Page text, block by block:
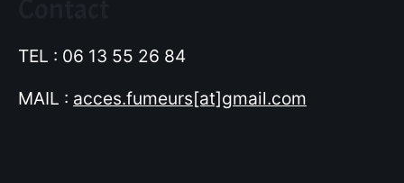
TEL : 06 13 55 26 84
MAIL : acces.fumeurs[at]gmail.com